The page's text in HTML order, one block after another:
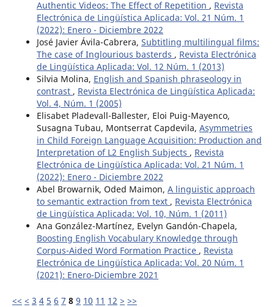
Authentic Videos: The Effect of Repetition , Revista
Electrónica de Lingüística Aplicada: Vol. 21 Núm. 1
(2022): Enero - Diciembre 2022
José Javier Ávila-Cabrera, Subtitling multilingual films:
The case of Inglourious basterds , Revista Electrónica
de Lingüística Aplicada: Vol. 12 Núm. 1 (2013)
Silvia Molina, English and Spanish phraseology in
contrast , Revista Electrónica de Lingüística Aplicada:
Vol. 4, Núm. 1 (2005)
Elisabet Pladevall-Ballester, Eloi Puig-Mayenco,
Susagna Tubau, Montserrat Capdevila, Asymmetries
in Child Foreign Language Acquisition: Production and
Interpretation of L2 English Subjects , Revista
Electrónica de Lingüística Aplicada: Vol. 21 Núm. 1
(2022): Enero - Diciembre 2022
Abel Browarnik, Oded Maimon, A linguistic approach
to semantic extraction from text , Revista Electrónica
de Lingüística Aplicada: Vol. 10, Núm. 1 (2011)
Ana González-Martínez, Evelyn Gandón-Chapela,
Boosting English Vocabulary Knowledge through
Corpus-Aided Word Formation Practice , Revista
Electrónica de Lingüística Aplicada: Vol. 20 Núm. 1
(2021): Enero-Diciembre 2021
<< < 3 4 5 6 7 8 9 10 11 12 > >>